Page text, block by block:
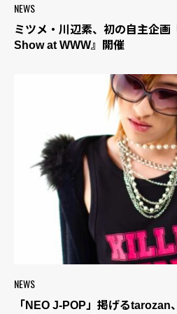
NEWS
ミツメ・川辺素、初の自主企画
Show at WWW』開催
NEWS
「NEO J-POP」掲げるtarozan